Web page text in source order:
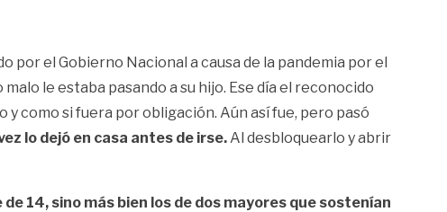
por el Gobierno Nacional a causa de la pandemia por el
le estaba pasando a su hijo. Ese día el reconocido
y como si fuera por obligación. Aún así fue, pero pasó
lo dejó en casa antes de irse. Al desbloquearlo y abrir
14, sino más bien los de dos mayores que sostenían